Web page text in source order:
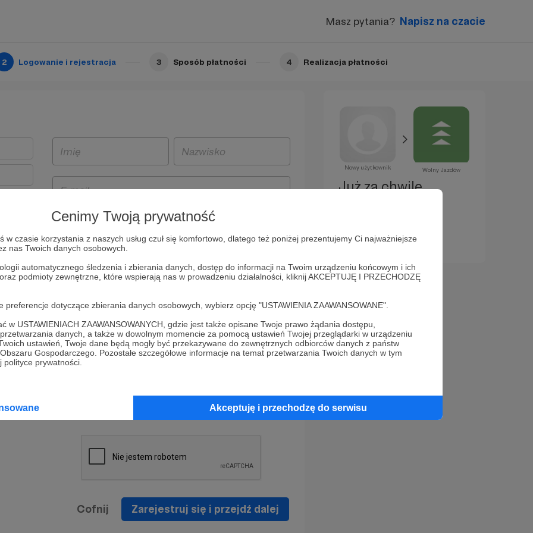
Cenimy Twoją prywatność
w czasie korzystania z naszych usług czuł się komfortowo, dlatego też poniżej prezentujemy Ci najważniejsze
nas Twoich danych osobowych.
automatycznego śledzenia i zbierania danych, dostęp do informacji na Twoim urządzeniu końcowym i ich
podmioty zewnętrzne, które wspierają nas w prowadzeniu działalności, kliknij AKCEPTUJĘ I PRZECHODZĘ
dotyczące zbierania danych osobowych, wybierz opcję "USTAWIENIA ZAAWANSOWANE".
w USTAWIENIACH ZAAWANSOWANYCH, gdzie jest także opisane Twoje prawo żądania dostępu,
danych, a także w dowolnym momencie za pomocą ustawień Twojej przeglądarki w urządzeniu
ustawień, Twoje dane będą mogły być przekazywane do zewnętrznych odbiorców danych z państw
Gospodarczego. Pozostałe szczegółowe informacje na temat przetwarzania Twoich danych w tym
prywatności.
Akceptuję i przechodzę do serwisu
Masz pytania? Napisz na czacie
2 Logowanie i rejestracja 3 Sposób płatności 4 Realizacja płatności
i
będą
z
prawo
na
Politykę Prywatności
* Wyrażam zgodę na przetwarzanie moich danych
osobowych podanych w formularzu rejestracyjnym w celu
prawidłowego świadczenia usług serwisu Patronite.
informacji handlowych - newslettera. Opcja ta może zostać
Cofnij Zarejestruj się i przejdź dalej
Nowy użytkownik Wolny Jazdów
Już za chwilę